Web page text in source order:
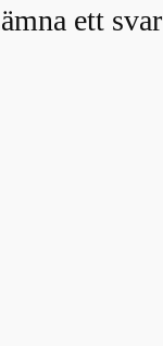
ett svar